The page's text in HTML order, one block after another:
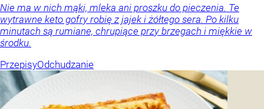
Nie ma w nich mąki, mleka ani proszku do pieczenia. Te
wytrawne keto gofry robię z jajek i żółtego sera. Po kilku
minutach są rumiane, chrupiące przy brzegach i miękkie w
środku.
PrzepisyOdchudzanie